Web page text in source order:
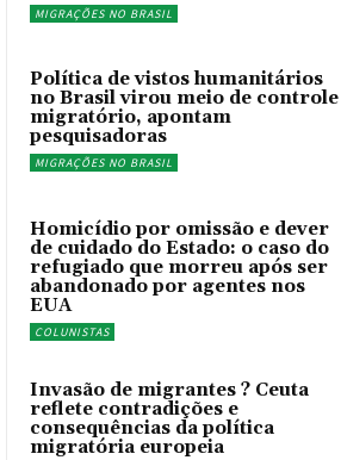
MIGRAÇÕES NO BRASIL
Política de vistos humanitários
no Brasil virou meio de controle
migratório, apontam
pesquisadoras
MIGRAÇÕES NO BRASIL
Homicídio por omissão e dever
de cuidado do Estado: o caso do
refugiado que morreu após ser
abandonado por agentes nos
EUA
COLUNISTAS
Invasão de migrantes ? Ceuta
reflete contradições e
consequências da política
migratória europeia